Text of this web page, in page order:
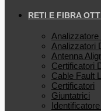
RETI E FIBRA
Analizzatore
Analizzatori
Antenna
Certificatori
Cable Fault
Certificatori
Giuntatrici